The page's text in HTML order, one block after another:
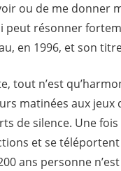
ou de me donner
peut résonner
en 1996, et son
tout n’est
matinées aux
de silence. Une
et se
ans personne